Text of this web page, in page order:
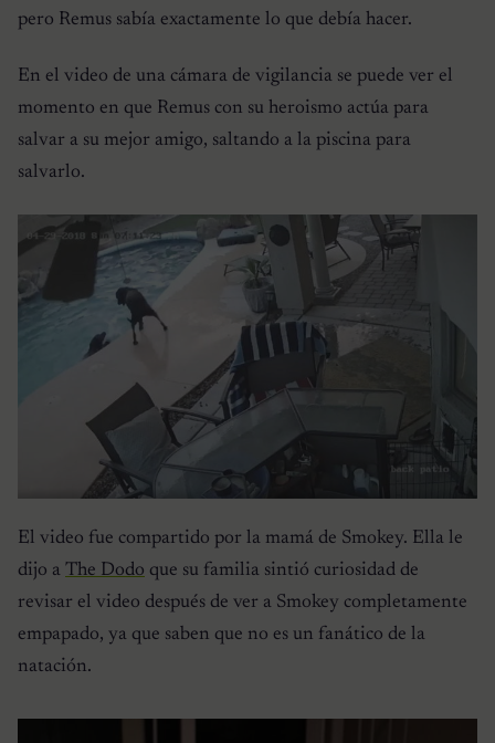
pero Remus sabía exactamente lo que debía hacer.
En el video de una cámara de vigilancia se puede ver el
momento en que Remus con su heroismo actúa para
salvar a su mejor amigo, saltando a la piscina para
salvarlo.
El video fue compartido por la mamá de Smokey. Ella le
dijo a The Dodo que su familia sintió curiosidad de
revisar el video después de ver a Smokey completamente
empapado, ya que saben que no es un fanático de la
natación.